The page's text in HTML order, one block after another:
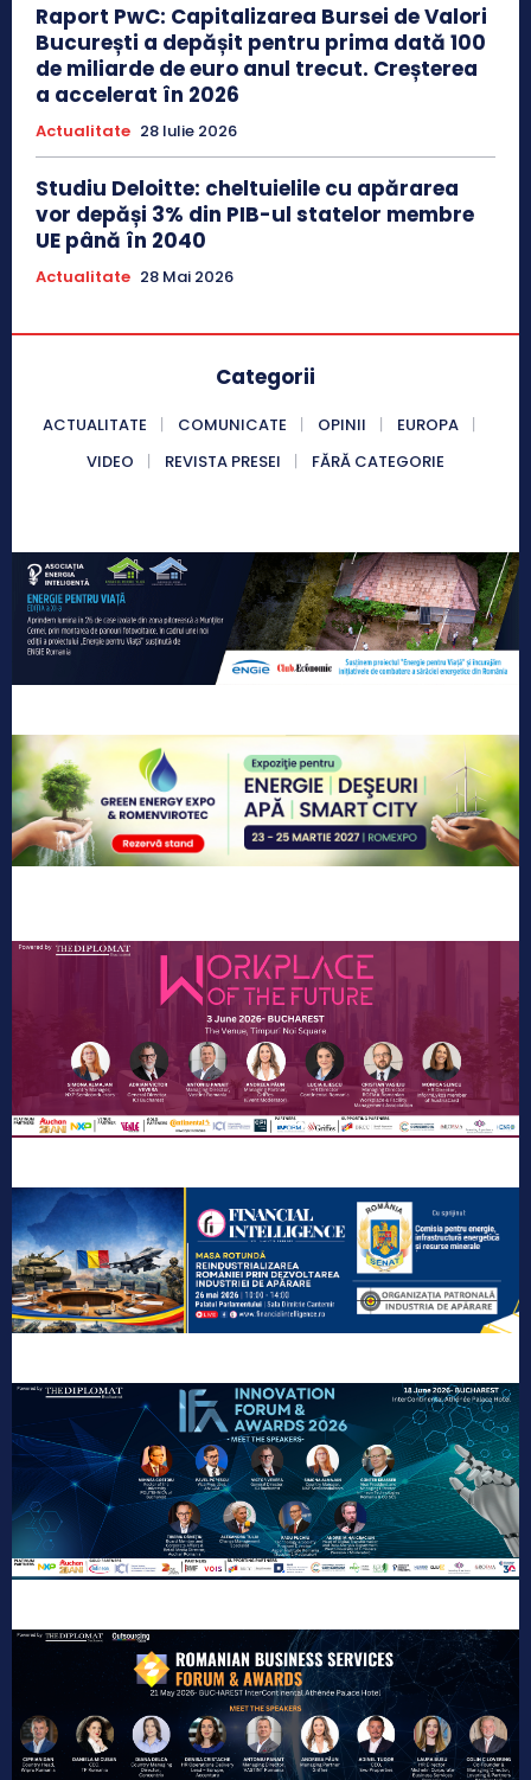
Raport PwC: Capitalizarea Bursei de Valori
București a depășit pentru prima dată 100
de miliarde de euro anul trecut. Creșterea
a accelerat în 2026
Actualitate 28 Iulie 2026
Studiu Deloitte: cheltuielile cu apărarea
vor depăși 3% din PIB-ul statelor membre
UE până în 2040
Actualitate 28 Mai 2026
Categorii
ACTUALITATE COMUNICATE OPINII
EUROPA
VIDEO
REVISTA PRESEI FĂRĂ CATEGORIE